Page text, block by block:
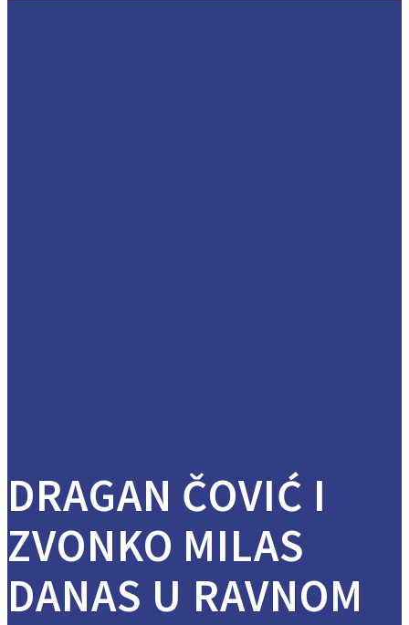
DRAGAN ČOVIĆ I
ZVONKO MILAS
DANAS U RAVNOM